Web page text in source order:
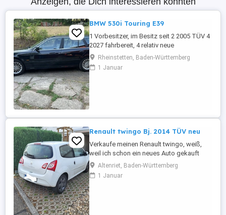
BMW 530i Touring E39
1 Vorbesitzer, im Besitz seit 2 2005 TÜV 4
2027 fahrbereit, 4 relativ neue
Sommerreifen, 4 relativ neue Winterreifen
mit Alufelgen, regelmäßige Inspektion,
Automatikgetriebe neu 2020 mit ca. 249
Rheinstetten, Baden-Württemberg
1 Januar
Renault twingo Bj. 2014 TÜV neu
Verkaufe meinen Renault twingo, weiß,
weil ich schon ein neues Auto gekauft
habe und es nicht mehr brauche. Er fährt
tadellos, sehr zuverlässiges Auto, bin sehr
zufrieden, möchte aber nicht zwei Autos
Altenriet, Baden-Württemberg
1 Januar